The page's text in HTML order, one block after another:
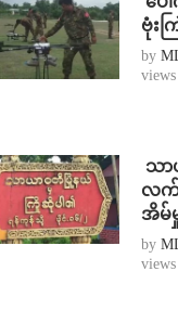
ဗုံး
by
views
သ
လက်
အိမ်
by
views